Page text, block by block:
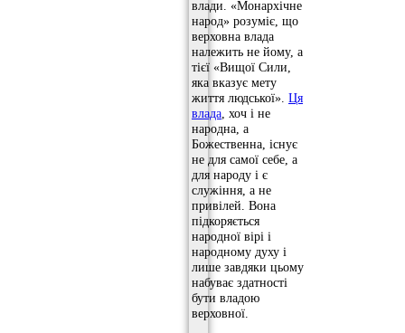
влади. «Монархічне
народ» розуміє, що
верховна влада
належить не йому, а
тієї «Вищої Сили,
яка вказує мету
життя людської». Ця
влада , хоч і не
народна, а
Божественна, існує
не для самої себе, а
для народу і є
служіння, а не
привілей. Вона
підкоряється
народної вірі і
народному духу і
лише завдяки цьому
набуває здатності
бути владою
верховної.